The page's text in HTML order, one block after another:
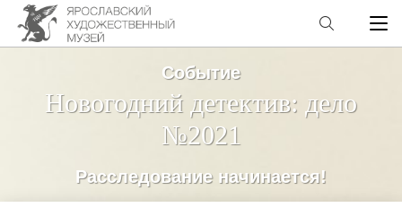
Событие
Новогодний детектив: дело
№2021
Расследование начинается!